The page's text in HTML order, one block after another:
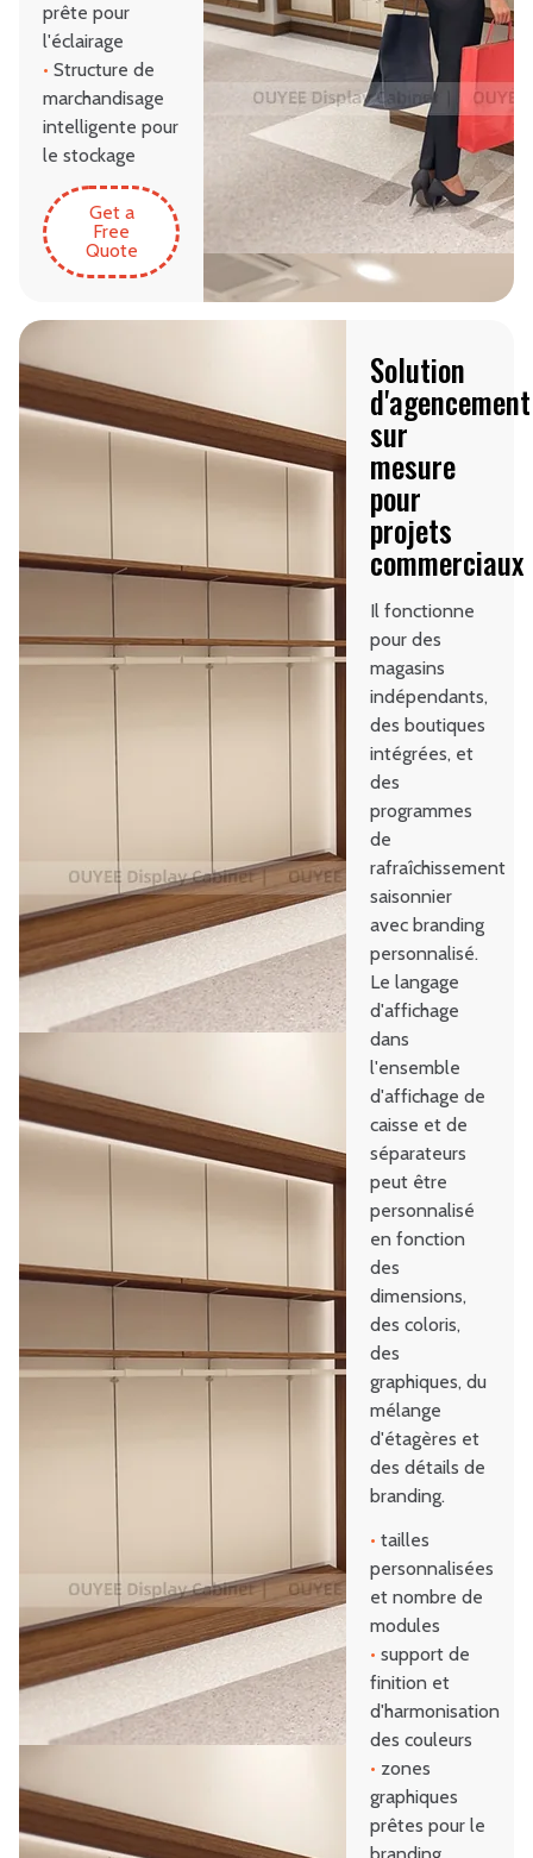
prête pour
l'éclairage
• Structure de
marchandisage
intelligente pour
le stockage
Get a
Free
Quote
Solution
d'agencement
sur
mesure
pour
projets
commerciaux
Il fonctionne
pour des
magasins
indépendants,
des boutiques
intégrées, et
des
programmes
de
rafraîchissement
saisonnier
avec branding
personnalisé.
Le langage
d'affichage
dans
l'ensemble
d'affichage de
caisse et de
séparateurs
peut être
personnalisé
en fonction
des
dimensions,
des coloris,
des
graphiques, du
mélange
d'étagères et
des détails de
branding.
• tailles
personnalisées
et nombre de
modules
• support de
finition et
d'harmonisation
des couleurs
• zones
graphiques
prêtes pour le